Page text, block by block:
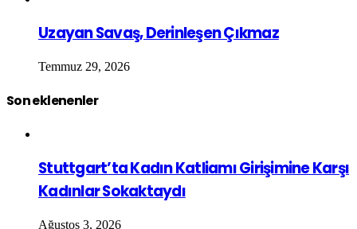
Uzayan Savaş, Derinleşen Çıkmaz
Temmuz 29, 2026
Son eklenenler
Stuttgart’ta Kadın Katliamı Girişimine Karşı
Kadınlar Sokaktaydı
Ağustos 3, 2026